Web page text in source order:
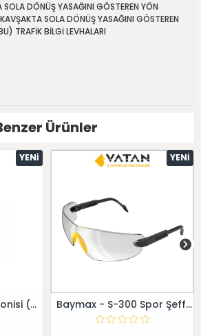
DÖNÜŞ YASAĞINI GÖSTEREN YÖN
SOLA DÖNÜŞ YASAĞINI GÖSTEREN
TRAFİK BİLGİ LEVHALARI
Ürünler
YENI
93 cm PVC Trafik Konisi (Çift reflektifli) - - Dörtgen
YENI
Baymax - S-300 Spor Şeffaf Gözlük